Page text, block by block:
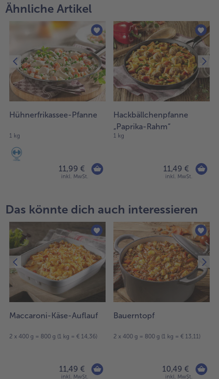
Ähnliche Artikel
Hühnerfrikassee-Pfanne
1 kg
11,99 €
inkl. MwSt.
Hackbällchenpfanne
„Paprika-Rahm“
1 kg
11,49 €
inkl. MwSt.
Das könnte dich auch interessieren
Maccaroni-Käse-Auflauf
2 x 400 g = 800 g (1 kg = € 14,36)
11,49 €
inkl. MwSt.
Bauerntopf
2 x 400 g = 800 g (1 kg = € 13,11)
10,49 €
inkl. MwSt.